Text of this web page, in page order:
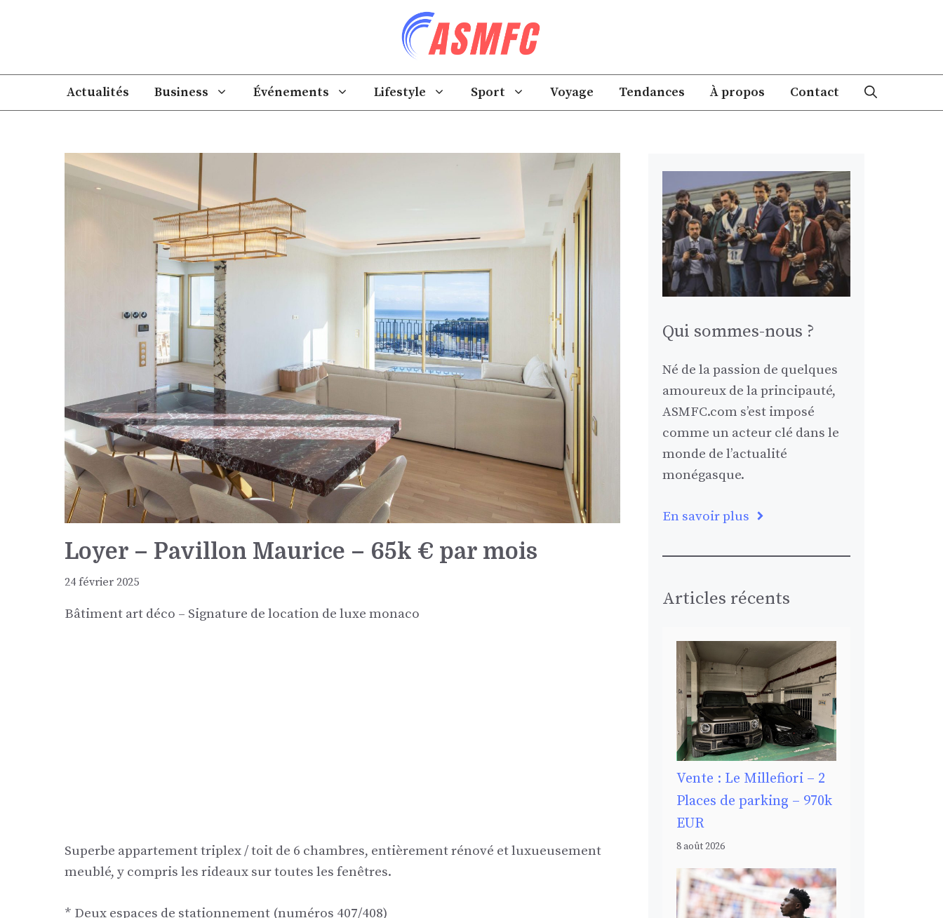
Actualités Business Événements Lifestyle Sport Voyage Tendances À propos Contact
Loyer – Pavillon Maurice – 65k € par mois
24 février 2025
Bâtiment art déco – Signature de location de luxe monaco
Superbe appartement triplex / toit de 6 chambres, entièrement rénové et luxueusement
meublé, y compris les rideaux sur toutes les fenêtres.
* Deux espaces de stationnement (numéros 407/408)
Qui sommes-nous ?
Né de la passion de quelques
amoureux de la principauté,
ASMFC.com s’est imposé
comme un acteur clé dans le
monde de l’actualité
monégasque.
En savoir plus
Articles récents
Vente : Le Millefiori – 2
Places de parking – 970k
EUR
8 août 2026